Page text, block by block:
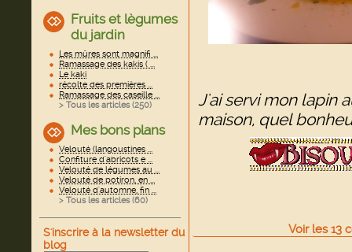
Fruits et lègumes
du jardin
Les mûres sont magnifi ...
Ramassage des kakis ( ...
Le kaki
récolte des premières ...
Ramassage des caseille ...
> Tous les articles (250)
Mes bons plans
Velouté (langoustines ...
Confiture d'abricots e ...
Velouté de légumes au ...
Velouté de potiron, en ...
Velouté d'automne, fin ...
> Tous les articles (60)
S'inscrire à la newsletter du
blog
J'ai servi mon lapin
maison, quel
Voir les13